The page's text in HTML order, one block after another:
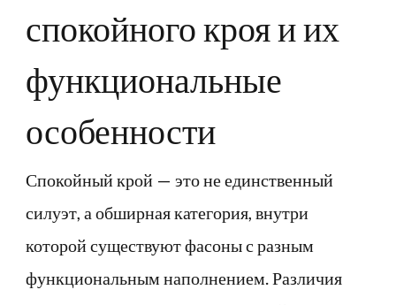
спокойного кроя и их
функциональные
особенности
Спокойный крой — это не единственный
силуэт, а обширная категория, внутри
которой существуют фасоны с разным
функциональным наполнением. Различия